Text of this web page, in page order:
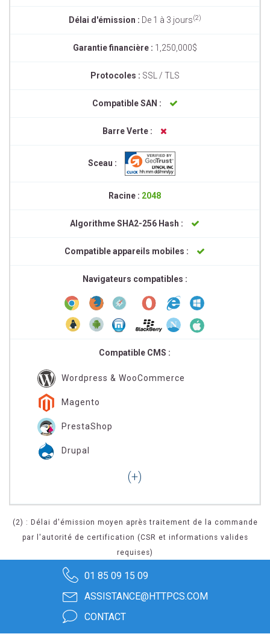
Délai d'émission : De 1 à 3 jours(2)
Garantie financière : 1,250,000$
Protocoles : SSL / TLS
Compatible SAN :
Barre Verte :
Sceau :
Racine : 2048
Algorithme SHA2-256 Hash :
Compatible appareils mobiles :
Navigateurs compatibles :
Compatible CMS :
Wordpress & WooCommerce
Magento
PrestaShop
Drupal
(2) : Délai d'émission moyen après traitement de la commande
par l'autorité de certification (CSR et informations valides
requises)
01 85 09 15 09
ASSISTANCE@HTTPCS.COM
CONTACT